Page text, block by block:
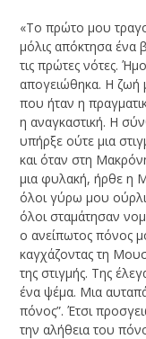
«Το πρώτο μου
μόλις απόκτησα ένα
τις πρώτες νότες.
απογειώθηκα. Η ζωή
που ήταν η
η αναγκαστική. Η
υπήρξε ούτε μια
και όταν στη
μια φυλακή, ήρθε η
όλοι γύρω μου
όλοι σταμάτησαν
ο ανείπωτος πόνος
καγχάζοντας τη
της στιγμής. Της
ένα ψέμα. Μια
πόνος”. Έτσι
την αλήθεια του